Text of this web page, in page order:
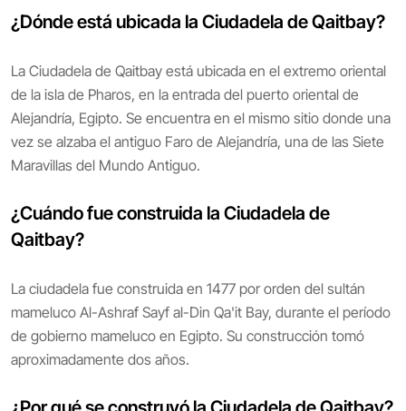
¿Dónde está ubicada la Ciudadela de Qaitbay?
La Ciudadela de Qaitbay está ubicada en el extremo oriental
de la isla de Pharos, en la entrada del puerto oriental de
Alejandría, Egipto. Se encuentra en el mismo sitio donde una
vez se alzaba el antiguo Faro de Alejandría, una de las Siete
Maravillas del Mundo Antiguo.
¿Cuándo fue construida la Ciudadela de
Qaitbay?
La ciudadela fue construida en 1477 por orden del sultán
mameluco Al-Ashraf Sayf al-Din Qa'it Bay, durante el período
de gobierno mameluco en Egipto. Su construcción tomó
aproximadamente dos años.